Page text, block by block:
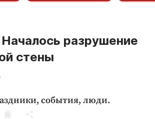
новости
разрушение
стены
события, люди.